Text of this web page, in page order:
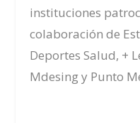
instituciones
colaboración de
Deportes Salud, +
Mdesing y Punto